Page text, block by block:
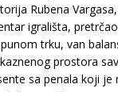
Rubena
igrališta,
trku, van
prostora
sa penala koji je